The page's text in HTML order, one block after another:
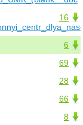
16
6
69
28
66
8